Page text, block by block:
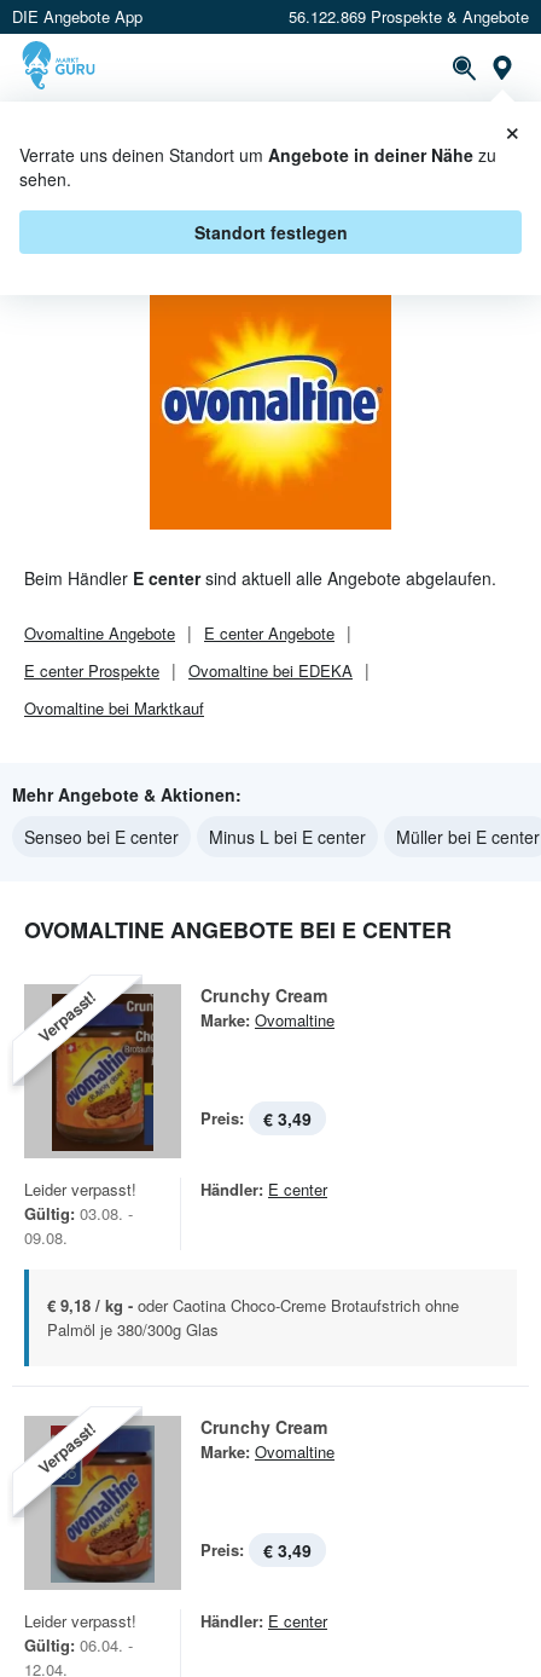
DIE Angebote App 56.122.869 Prospekte & Angebote
Verrate uns deinen Standort um Angebote in deiner Nähe zu
sehen.
Standort festlegen
×
OVOMALTINE BEI E CENTER -
ANGEBOTE & AKTIONEN
Beim Händler E centersind aktuell alle Angebote abgelaufen.
Ovomaltine Angebote E centerAngebote
E centerProspekte
Ovomaltine bei EDEKA
Ovomaltine bei Marktkauf
Mehr Angebote & Aktionen:
Senseo bei E center
Minus L bei E center Müller bei E center
OVOMALTINE ANGEBOTE BEI E CENTER
Verpasst! Crunchy Cream
Marke: Ovomaltine
Preis: € 3,49
Leider verpasst!
Gültig: 03.08. -
09.08.
Händler: E center
€ 9,18 / kg - oder Caotina Choco-Creme Brotaufstrich ohne
Palmöl je 380/300g Glas
Verpasst! Crunchy Cream
Marke: Ovomaltine
Preis: € 3,49
Leider verpasst!
Gültig: 06.04. -
12.04.
Händler: E center